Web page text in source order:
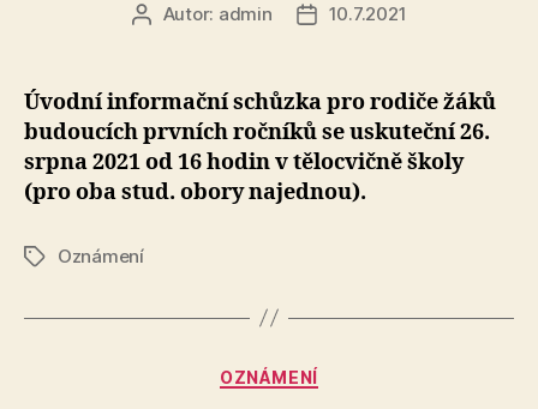
AutorAutor: admin
Datum
10.7.2021
Úvodní informační schůzka pro rodiče žáků
budoucích prvních ročníků se uskuteční 26.
srpna 2021 od 16 hodin v tělocvičně školy
(pro oba stud. obory najednou).
ŠtítkyOznámení
Rubriky
OZNÁMENÍ